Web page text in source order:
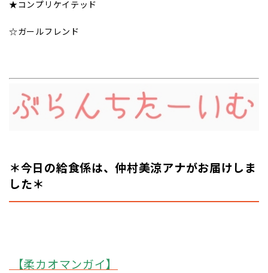
★コンプリケイテッド
☆ガールフレンド
＊今日の給食係は、仲村美涼アナがお届けしま
した＊
【柔カオマンガイ】